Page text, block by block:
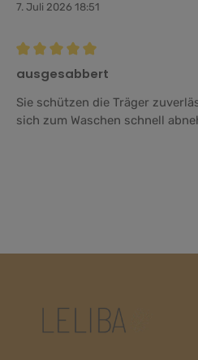
7. Juli 2026 18:51
Bewertung mit 5 von 5 Sternen
ausgesabbert
Sie schützen die Träger
sich zum Waschen schnell